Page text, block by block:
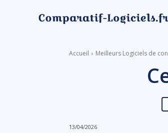
Accueil Meilleurs Logiciels de
13/04/2026